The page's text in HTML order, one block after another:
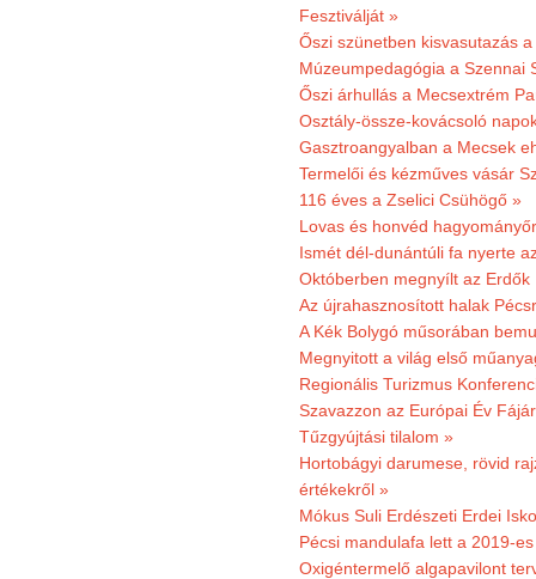
Fesztiválját »
Őszi szünetben kisvasutazás
Múzeumpedagógia a Szennai
Őszi árhullás a Mecsextrém
Osztály-össze-kovácsoló
Gasztroangyalban a Mecsek
Termelői és kézműves vásár
116 éves a Zselici Csühögő »
Lovas és honvéd
Ismét dél-dunántúli fa nyerte
Októberben megnyílt az
Az újrahasznosított halak
A Kék Bolygó műsorában
Megnyitott a világ első
Regionális Turizmus
Szavazzon az Európai Év
Tűzgyújtási tilalom »
Hortobágyi darumese, rövid
értékekről »
Mókus Suli Erdészeti Erdei
Pécsi mandulafa lett a 2019-
Oxigéntermelő algapavilont